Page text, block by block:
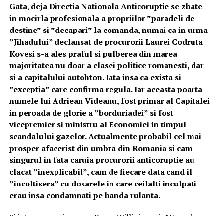
Gata, deja Directia Nationala Anticoruptie se zbate
in mocirla profesionala a propriilor ”paradeli de
destine” si ”decapari” la comanda, numai ca in urma
”Jihadului” declansat de procurorii Laurei Codruta
Kovesi s-a ales praful si pulberea din marea
majoritatea nu doar a clasei politice romanesti, dar
si a capitalului autohton. Iata insa ca exista si
”exceptia” care confirma regula. Iar aceasta poarta
numele lui Adriean Videanu, fost primar al Capitalei
in peroada de glorie a ”borduriadei” si fost
vicepremier si ministru al Economiei in timpul
scandalului gazelor. Actualmente probabil cel mai
prosper afacerist din umbra din Romania si cam
singurul in fata caruia procurorii anticoruptie au
clacat ”inexplicabil”, cam de fiecare data cand il
”incoltisera” cu dosarele in care ceilalti inculpati
erau insa condamnati pe banda rulanta.